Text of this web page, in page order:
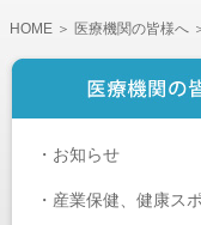
HOME ＞ 医療機関の皆様へ
・ お知らせ
・ 産業保健、健康ス